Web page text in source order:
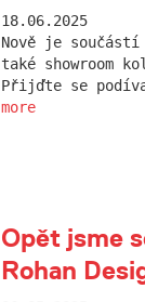
18.06.2025
Nově je
také showroom
Přijďte se
more
Opět jsme
Rohan